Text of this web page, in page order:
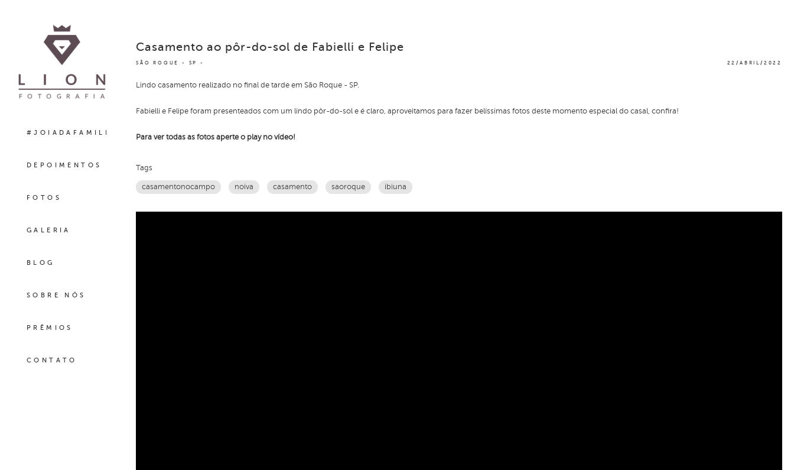
#JOIADAFAMILIA
DEPOIMENTOS
FOTOS
GALERIA
BLOG
SOBRE NÓS
PRÊMIOS
CONTATO
SÃO ROQUE - SP 22/ABRIL/2022
Casamento ao pôr-do-sol de Fabielli e Felipe
Lindo casamento realizado no final de tarde em São Roque - SP.
Fabielli e Felipe foram presenteados com um lindo pôr-do-sol e é claro, aproveitamos para fazer belíssimas fotos deste momento especial do casal, confira!
Para ver todas as fotos aperte o play no vídeo!
Tags
casamentonocampo noiva casamento saoroque ibiuna